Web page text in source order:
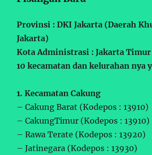
Provinsi : DKI Jakarta (Daerah
Jakarta)
Kota Administrasi : Jakarta
10 kecamatan dan kelurahan nya
1. Kecamatan Cakung
– Cakung Barat (Kodepos : 13910)
– CakungTimur (Kodepos : 13910)
– Rawa Terate (Kodepos : 13920)
– Jatinegara (Kodepos : 13930)